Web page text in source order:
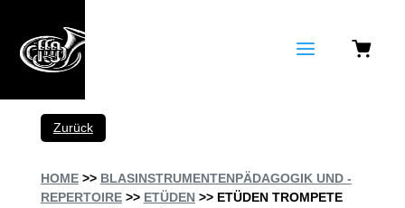
a
Zurück
HOME>> BLASINSTRUMENTENPÄDAGOGIK UND -
REPERTOIRE>> ETÜDEN>> ETÜDEN TROMPETE